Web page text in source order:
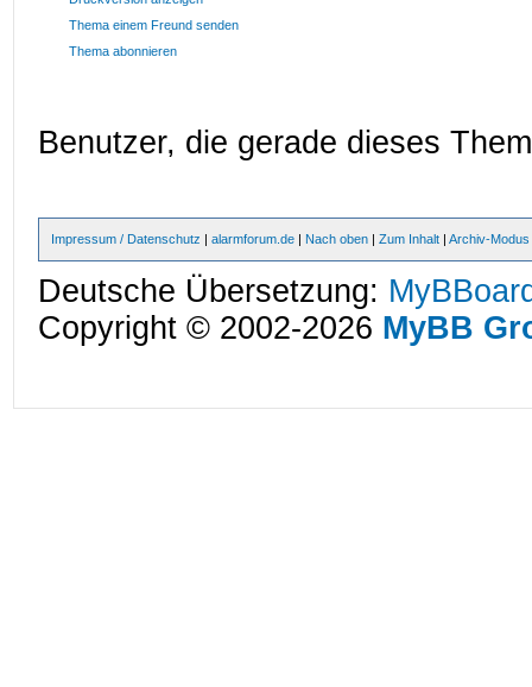
Thema einem Freund senden
Thema abonnieren
Benutzer, die gerade dieses
Impressum / Datenschutz |alarmforum.de | Nach oben |Zum Inhalt |Archiv-Modus
Deutsche Übersetzung:
Copyright © 2002-2026 MyBB